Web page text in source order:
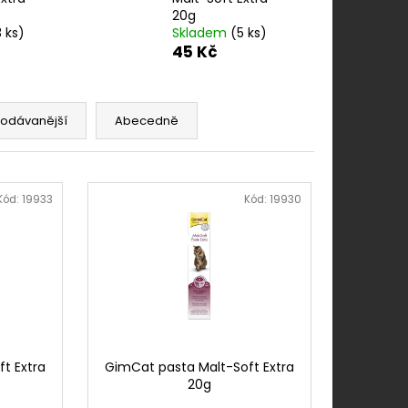
ks)
20g
Skladem (5 ks)
45 Kč
Abecedně
Extra
19933
GimCat pasta Malt-Soft Extra
20g
Kód: 19930
500 MG 60TBL.